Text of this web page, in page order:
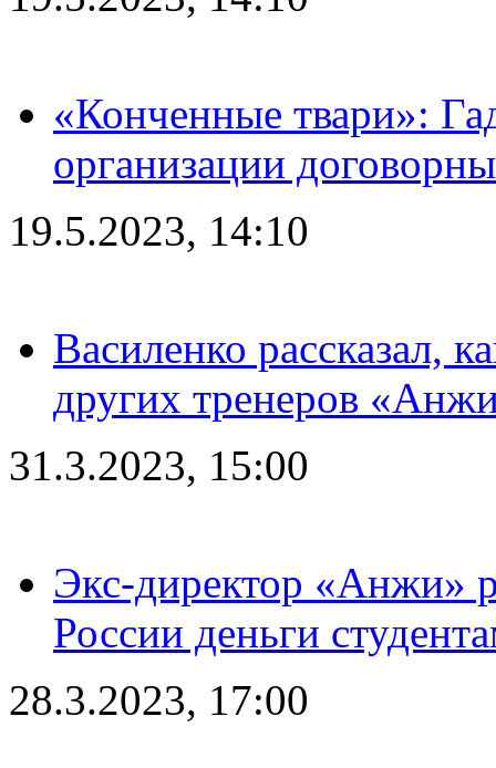
«Конченные твари»:
организации
19.5.2023, 14:10
Василенко рассказал,
других тренеров
31.3.2023, 15:00
Экс-директор «Анжи»
России деньги
28.3.2023, 17:00